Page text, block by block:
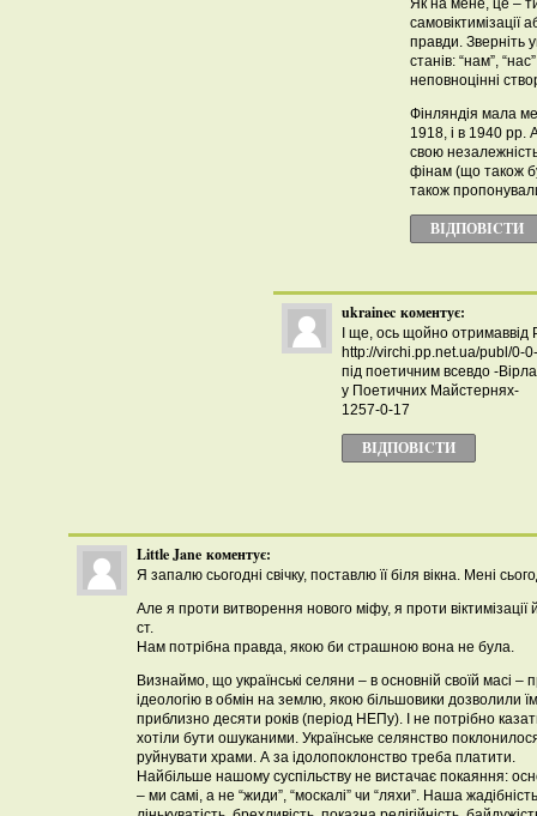
Як на мене, це –
самовіктимізації
правди. Зверніть
станів: “нам”,
неповноцінні
Фінляндія мала
1918, і в 1940 рр.
свою
фінам (що також
також
ВІДПОВІCТИ
ukrainec коментує:
І ще, ось щойно
http://virchi.pp.net.ua/
під поетичним всевдо -
у Поетичних Майстернях-
1257-0-17
ВІДПОВІCТИ
Little Jane коментує:
Я запалю сьогодні свічку, поставлю її біля вікна. Мені
Але я проти витворення нового міфу, я проти віктимізації
ст.
Нам потрібна правда, якою би страшною вона не була.
Визнаймо, що українські селяни – в основній своїй масі –
ідеологію в обмін на землю, якою більшовики дозволили
приблизно десяти років (період НЕПу). І не потрібно
хотіли бути ошуканими. Українське селянство
руйнувати храми. А за ідолопоклонство треба платити.
Найбільше нашому суспільству не вистачає покаяння:
– ми самі, а не “жиди”, “москалі” чи “ляхи”. Наша